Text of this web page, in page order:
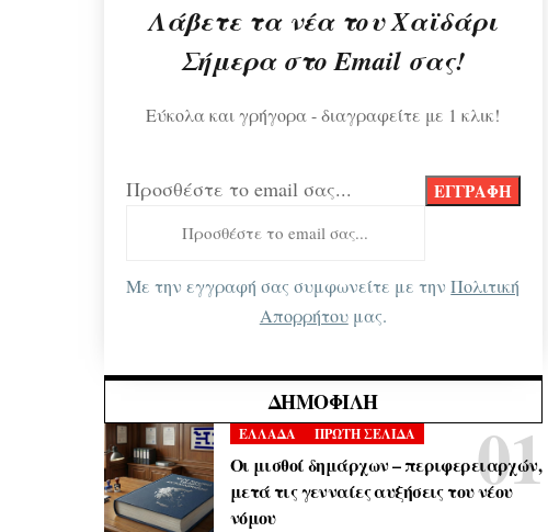
Λάβετε τα νέα του Χαϊδάρι
Σήμερα στο Email σας!
Εύκολα και γρήγορα - διαγραφείτε με 1 κλικ!
Προσθέστε το email σας...
Με την εγγραφή σας συμφωνείτε με τηνΠολιτική
Απορρήτουμας.
ΔΗΜΟΦΙΛΉ
ΕΛΛΑΔΑ ΠΡΩΤΗ ΣΕΛΙΔΑ
Οι μισθοί δημάρχων – περιφερειαρχών,
μετά τις γενναίες αυξήσεις του νέου
νόμου